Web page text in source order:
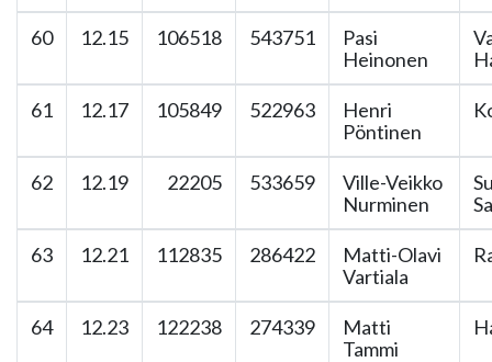
60 12.15 106518 543751
Pasi
Heinonen
61 12.17 105849 522963
Henri
Pöntinen
62 12.19 22205 533659
Ville-Veikko
Nurminen
63 12.21 112835 286422
Matti-Olavi
Vartiala
64 12.23 122238 274339
Matti
Tammi